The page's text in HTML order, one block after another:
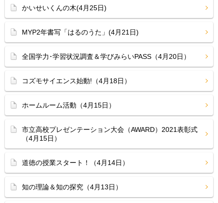
かいせいくんの木(4月25日)
MYP2年書写「はるのうた」(4月21日)
全国学力･学習状況調査＆学びみらいPASS（4月20日）
コズモサイエンス始動!（4月18日）
ホームルーム活動（4月15日）
市立高校プレゼンテーション大会（AWARD）2021表彰式
（4月15日）
道徳の授業スタート！（4月14日）
知の理論＆知の探究（4月13日）